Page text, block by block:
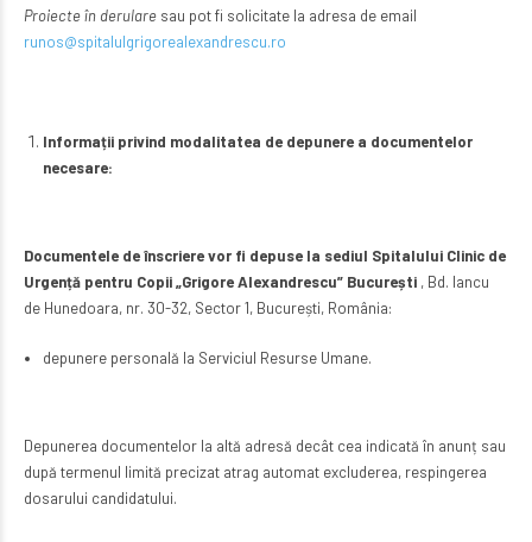
Proiecte în derulare sau pot fi solicitate la adresa de email
runos@spitalulgrigorealexandrescu.ro
Informații privind modalitatea de depunere a documentelor
necesare:
Documentele de înscriere vor fi depuse la sediul Spitalului Clinic de
Urgență pentru Copii „Grigore Alexandrescu” București , Bd. Iancu
de Hunedoara, nr. 30-32, Sector 1, București, România:
depunere personală la Serviciul Resurse Umane.
Depunerea documentelor la altă adresă decât cea indicată în anunț sau
după termenul limită precizat atrag automat excluderea, respingerea
dosarului candidatului.